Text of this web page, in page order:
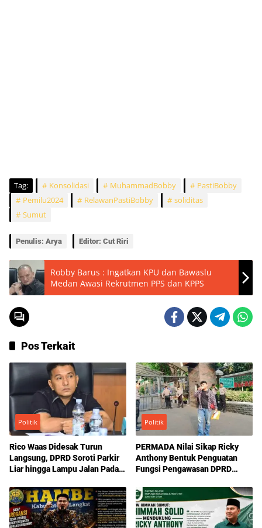
Tag: Konsolidasi MuhammadBobby
PastiBobby
Pemilu2024
RelawanPastiBobby
soliditas
Sumut
Penulis: Arya Editor: Cut Riri
Robby Barus : Ingatkan KPU dan Bawaslu
Medan Awasi Rekrutmen PPS dan KPPS
Pos Terkait
Politik
Rico Waas Didesak Turun
Langsung, DPRD Soroti Parkir
Liar hingga Lampu Jalan Padam
Politik
PERMADA Nilai Sikap Ricky
Anthony Bentuk Penguatan
Fungsi Pengawasan DPRD